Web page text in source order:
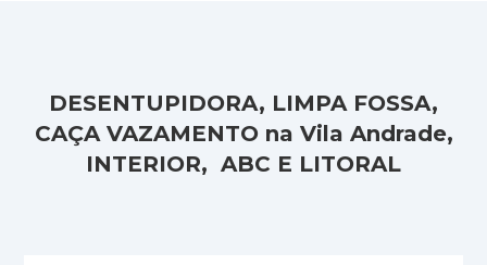
DESENTUPIDORA, LIMPA FOSSA,
CAÇA VAZAMENTO na Vila Andrade,
INTERIOR, ABC E LITORAL